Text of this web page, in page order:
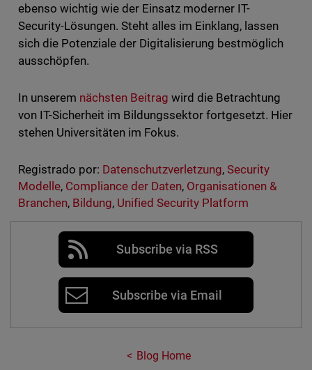
ebenso wichtig wie der Einsatz moderner IT-
Security-Lösungen. Steht alles im Einklang, lassen
sich die Potenziale der Digitalisierung bestmöglich
ausschöpfen.
In unserem nächsten Beitrag wird die Betrachtung
von IT-Sicherheit im Bildungssektor fortgesetzt. Hier
stehen Universitäten im Fokus.
Registrado por: Datenschutzverletzung,Security
Modelle, Compliance der Daten, Organisationen &
Branchen, Bildung, Unified Security Platform
Subscribe via RSS
Subscribe via Email
Blog Home